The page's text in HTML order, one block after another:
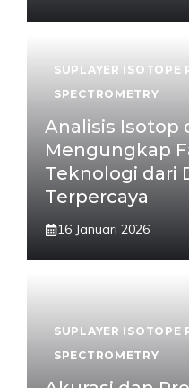
SUPLAYER ISOTOPE
SPECTROMETRY
Analisis Isotop
Mengungkap
Teknologi dari
Terpercaya
16 Januari 2026
SUPLAYER ISOTOPE
SPECTROMETRY